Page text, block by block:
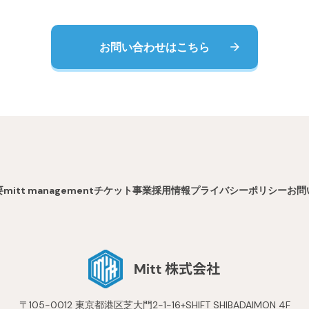
お問い合わせはこちら
mitt managementチケット事業採用情報プライバシーポリシーお問
〒105-0012 東京都港区芝大門2-1-16+SHIFT SHIBADAIMON 4F